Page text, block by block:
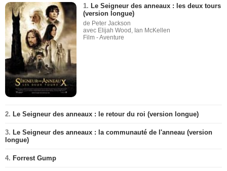
1. Le Seigneur des anneaux : les deux tours
(version longue)
de Peter Jackson
avec Elijah Wood, Ian McKellen
Film - Aventure
2. Le Seigneur des anneaux : le retour du roi (version longue)
3. Le Seigneur des anneaux : la communauté de l'anneau (version
longue)
4. Forrest Gump